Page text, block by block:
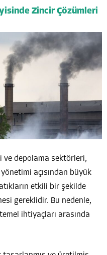
Zincir Çözümleri
ve depolama sektörleri,
açısından büyük
etkili bir şekilde
gereklidir. Bu nedenle,
ihtiyaçları arasında